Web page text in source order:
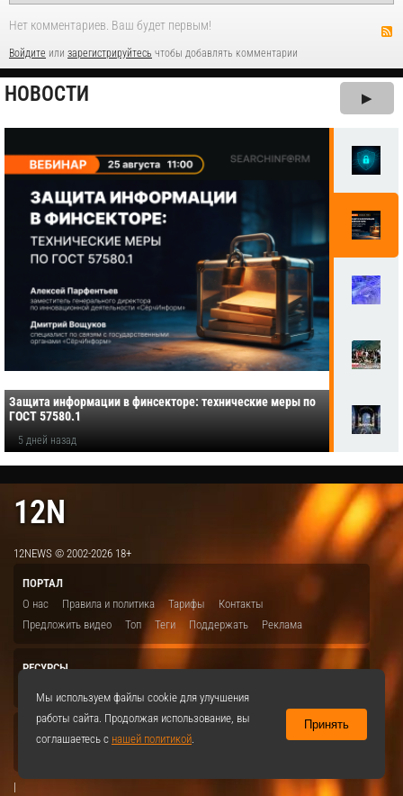
Нет комментариев. Ваш будет первым!
Войдите или зарегистрируйтесь чтобы добавлять комментарии
НОВОСТИ ▶
Защита информации в финсекторе: технические меры по
ГОСТ 57580.1
5 дней назад
12N
12NEWS © 2002-2026 18+
ПОРТАЛ
О нас
Правила и политика Тарифы
Контакты
Предложить видео
Топ Теги Поддержать Реклама
РЕСУРСЫ
|
Мы используем файлы cookie для улучшения
работы сайта. Продолжая использование, вы
соглашаетесь с нашей политикой.
Принять